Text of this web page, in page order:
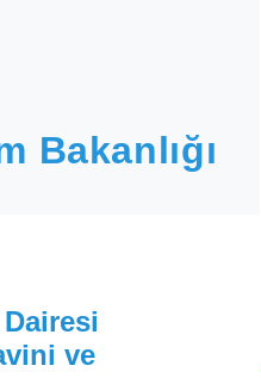
Bakanlığı
ve